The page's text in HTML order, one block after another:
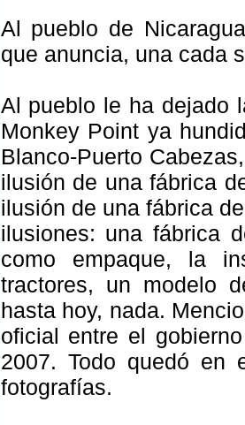
Al pueblo de
que anuncia, una cada
Al pueblo le ha dejado
Monkey Point ya
Blanco-Puerto
ilusión de una fábrica
ilusión de una fábrica
ilusiones: una fábrica
como empaque, la
tractores, un modelo
hasta hoy, nada.
oficial entre el
2007. Todo quedó en
fotografías.